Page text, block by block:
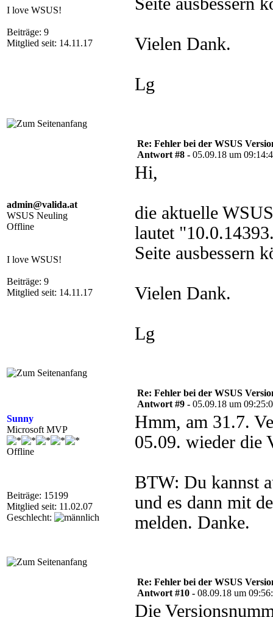
I love WSUS!
Beiträge: 9
Mitglied seit: 14.11.17
Vielen Dank.
Lg
admin@valida.at
WSUS Neuling
Offline
I love WSUS!
Beiträge: 9
Mitglied seit: 14.11.17
Re: Fehler bei der WSUS
Antwort #8 - 05.09.18 um
Hi,
die aktuelle
lautet
Seite ausbessern
Vielen Dank.
Lg
Sunny
Microsoft MVP
Offline
Beiträge: 15199
Mitglied seit: 11.02.07
Geschlecht:
Re: Fehler bei der WSUS
Antwort #9 - 05.09.18 um
Hmm, am 31.7.
05.09. wieder die
BTW: Du kannst
und es dann mit
melden. Danke.
Re: Fehler bei der WSUS
Antwort #10 - 08.09.18 um
Die